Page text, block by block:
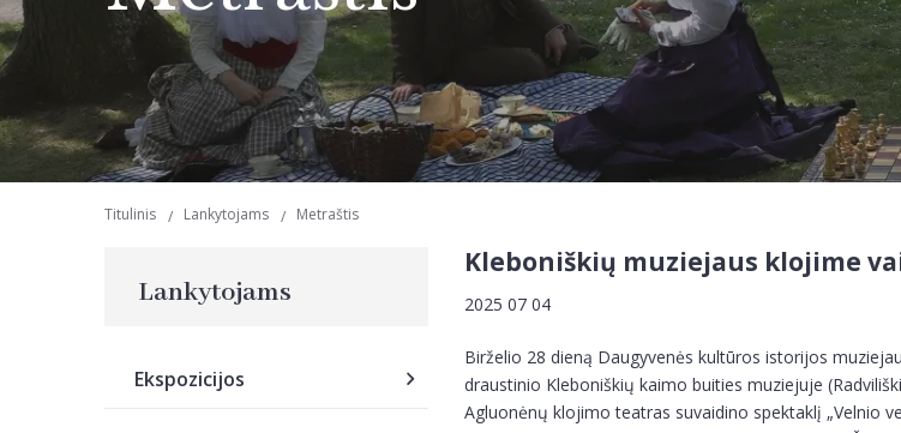
Titulinis Lankytojams Metraštis
Lankytojams
Ekspozicijos
Kleboniškių muziejaus klojime
2025 07 04
Birželio 28 dieną Daugyvenės kultūros istorijos
draustinio Kleboniškių kaimo buities muziejuje
Agluonėnų klojimo teatras suvaidino spektaklį „Velnio